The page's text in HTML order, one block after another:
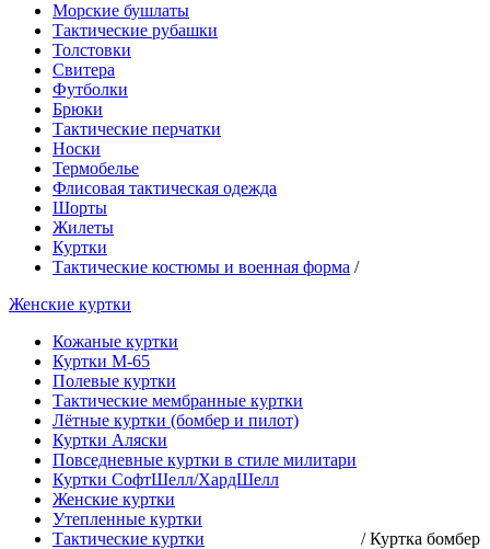
Морские бушлаты
Тактические рубашки
Толстовки
Свитера
Футболки
Брюки
Тактические перчатки
Носки
Термобелье
Флисовая тактическая одежда
Шорты
Жилеты
Куртки
Тактические костюмы и военная форма /
Женские куртки
Кожаные куртки
Куртки М-65
Полевые куртки
Тактические мембранные куртки
Лётные куртки (бомбер и пилот)
Куртки Аляски
Повседневные куртки в стиле милитари
Куртки СофтШелл/ХардШелл
Женские куртки
Утепленные куртки
Тактические куртки
/Куртка бомбер